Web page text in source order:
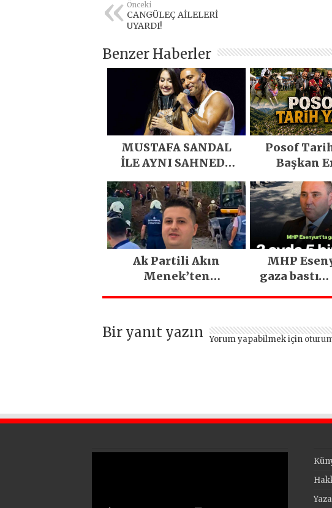
Önceki
CANGÜLEÇ AİLELERİ
UYARDI!
Benzer Haberler
MUSTAFA SANDAL
İLE AYNI SAHNEDE
Posof
Başkan
Emeğiyle
En Büyük
Ak Partili Akın
Menek’ten
MHP
gaza bastı…
Bir yanıt yazın Yorum yapabilmek için